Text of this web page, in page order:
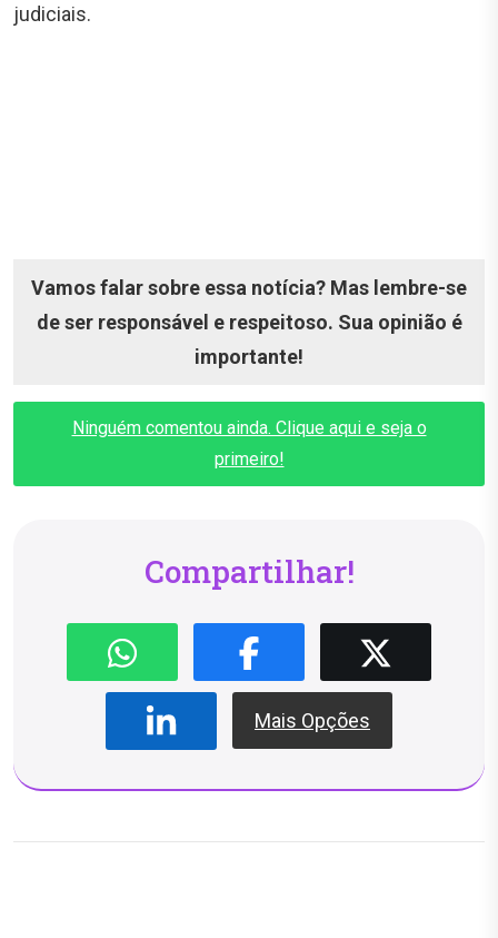
judiciais.
Vamos falar sobre essa notícia? Mas lembre-se
de ser responsável e respeitoso. Sua opinião é
importante!
Ninguém comentou ainda. Clique aqui e seja o
primeiro!
Compartilhar!
Mais Opções